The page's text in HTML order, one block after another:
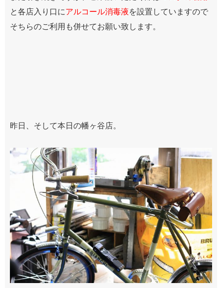
と各店入り口にアルコール消毒液を設置していますので
そちらのご利用も併せてお願い致します。
昨日、そして本日の幡ヶ谷店。